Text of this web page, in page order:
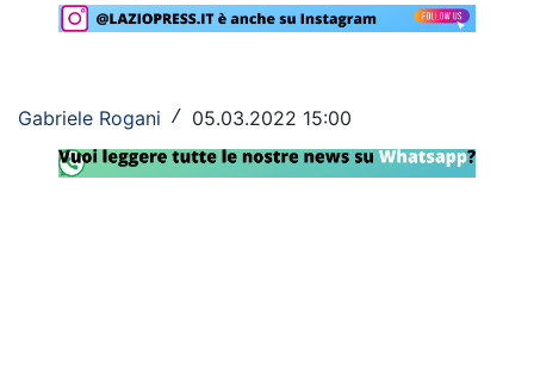
Calciomercato
Rassegna Lazio
Social
Gabriele Rogani / 05.03.2022 15:00